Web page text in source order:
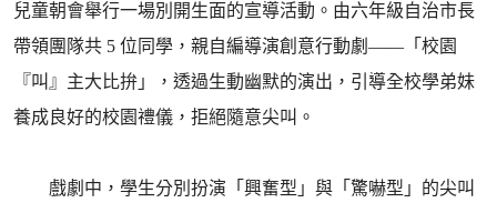
兒童朝會舉行一場別開生面的宣導活動。由六年級自治市長
帶領團隊共 5 位同學，親自編導演創意行動劇——「校園
『叫』主大比拚」，透過生動幽默的演出，引導全校學弟妹
養成良好的校園禮儀，拒絕隨意尖叫。
戲劇中，學生分別扮演「興奮型」與「驚嚇型」的尖叫